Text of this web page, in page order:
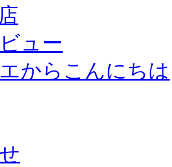
ュー
からこんにちは